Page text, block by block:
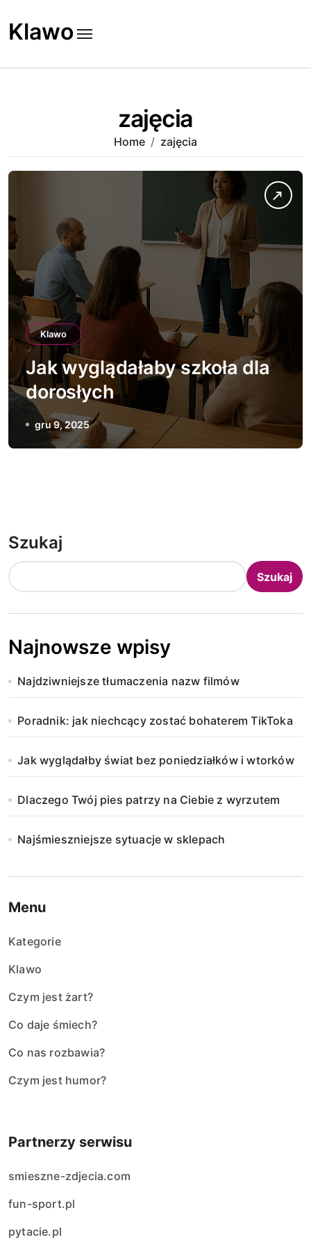
to
content
Klawo
zajęcia
Home zajęcia
Klawo
Jak wyglądałaby szkoła dla
dorosłych
gru 9, 2025
Szukaj
Szukaj
Najnowsze wpisy
Najdziwniejsze tłumaczenia nazw filmów
Poradnik: jak niechcący zostać bohaterem TikToka
Jak wyglądałby świat bez poniedziałków i wtorków
Dlaczego Twój pies patrzy na Ciebie z wyrzutem
Najśmieszniejsze sytuacje w sklepach
Menu
Kategorie
Klawo
Czym jest żart?
Co daje śmiech?
Co nas rozbawia?
Czym jest humor?
Partnerzy serwisu
smieszne-zdjecia.com
fun-sport.pl
pytacie.pl